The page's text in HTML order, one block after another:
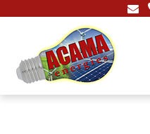
Panneau de gestion des